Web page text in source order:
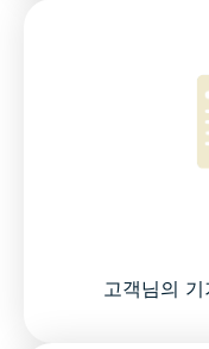
독일의 데이터 보안
독일 VPN 관련 자
고객님의